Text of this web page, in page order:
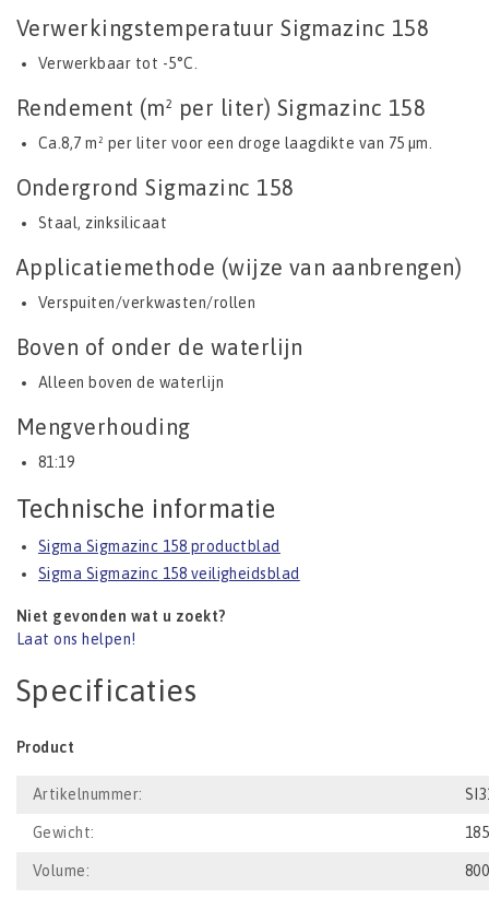
Verwerkingstemperatuur Sigmazinc 158
Verwerkbaar tot -5°C.
Rendement (m² per liter) Sigmazinc 158
Ca.8,7 m² per liter voor een droge laagdikte van 75 µm.
Ondergrond Sigmazinc 158
Staal, zinksilicaat
Applicatiemethode (wijze van aanbrengen)
Verspuiten/verkwasten/rollen
Boven of onder de waterlijn
Alleen boven de waterlijn
Mengverhouding
81:19
Technische informatie
Sigma Sigmazinc 158 productblad
Sigma Sigmazinc 158 veiligheidsblad
Niet gevonden wat u zoekt?
Laat ons helpen!
Specificaties
Product
Artikelnummer:
Gewicht:
Volume: